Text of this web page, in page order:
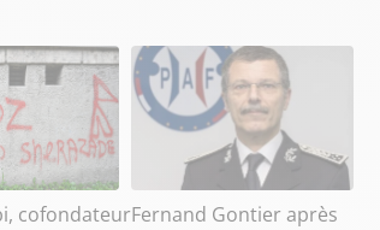
cofondateurFernand Gontier après